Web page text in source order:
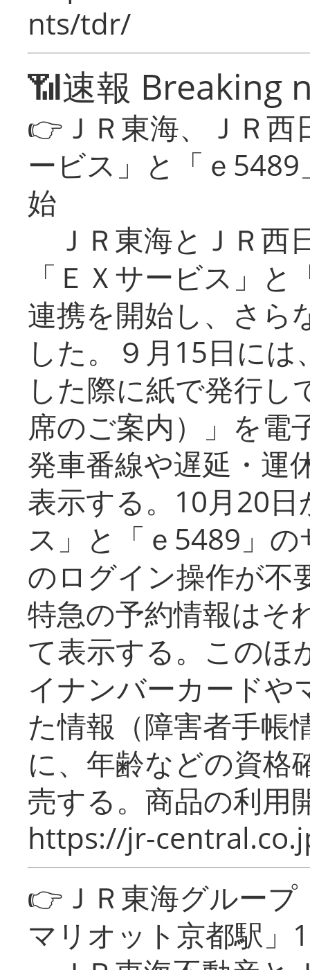
nts/tdr/
📶速報 Breaking
👉ＪＲ東海、ＪＲ
ービス」と「ｅ
始
ＪＲ東海とＪＲ西
「ＥＸサービス」
連携を開始し、さら
した。９月15日に
した際に紙で発行し
席のご案内）」を電
発車番線や遅延・運
表示する。10月20
ス」と「ｅ5489」
のログイン操作が不
特急の予約情報はそ
て表示する。このほ
イナンバーカードや
た情報（障害者手帳
に、年齢などの資格
売する。商品の利用
https://jr-
👉ＪＲ東海グルー
マリオット京都駅」